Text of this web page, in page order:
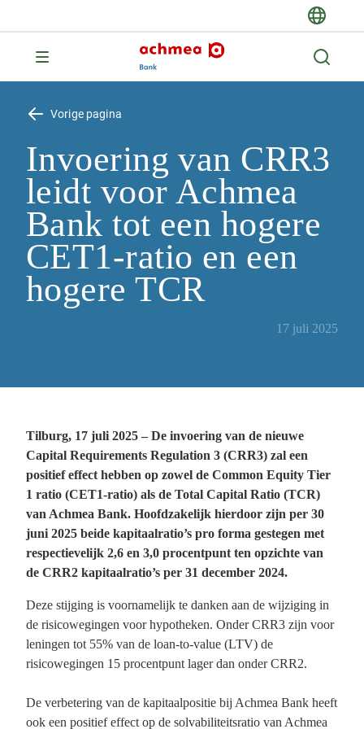
Vorige pagina
Invoering van CRR3
leidt voor Achmea
Bank tot een hogere
CET1-ratio en een
hogere TCR
17 juli 2025
Tilburg, 17 juli 2025 – De invoering van de nieuwe
Capital Requirements Regulation 3 (CRR3) zal een
positief effect hebben op zowel de Common Equity Tier
1 ratio (CET1-ratio) als de Total Capital Ratio (TCR)
van Achmea Bank. Hoofdzakelijk hierdoor zijn per 30
juni 2025 beide kapitaalratio’s pro forma gestegen met
respectievelijk 2,6 en 3,0 procentpunt ten opzichte van
de CRR2 kapitaalratio’s per 31 december 2024.
Deze stijging is voornamelijk te danken aan de wijziging in
de risicowegingen voor hypotheken. Onder CRR3 zijn voor
leningen tot 55% van de loan-to-value (LTV) de
risicowegingen 15 procentpunt lager dan onder CRR2.
De verbetering van de kapitaalpositie bij Achmea Bank heeft
ook een positief effect op de solvabiliteitsratio van Achmea